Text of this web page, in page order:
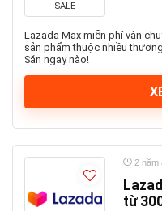
SALE
Lazada Max miễn phí vận
sản phẩm thuộc nhiều
Săn ngay nào!
2 năm
từ